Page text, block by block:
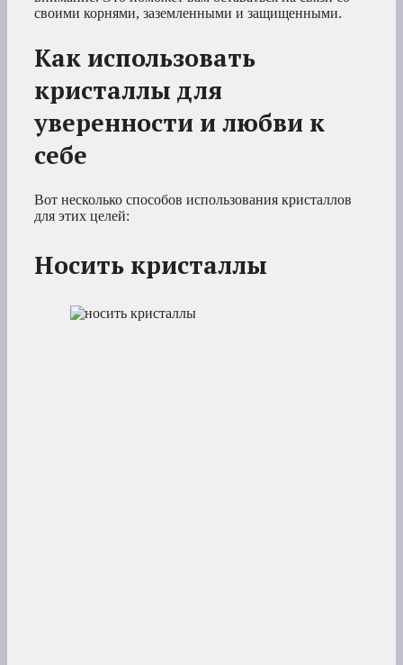
своими корнями, заземленными и защищенными.
Как использовать
кристаллы для
уверенности и любви к
себе
Вот несколько способов использования кристаллов
для этих целей:
Носить кристаллы